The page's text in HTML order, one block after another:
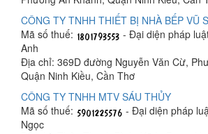
CÔNG TY TNHH THIẾT BỊ NHÀ BẾP VŨ
Mã số thuế:
- Đại diện pháp
Anh
Địa chỉ: 369D đường Nguyễn Văn Cừ,
Quận Ninh Kiều, Cần Thơ
CÔNG TY TNHH MTV SÁU THỦY
Mã số thuế:
- Đại diện pháp
Ngọc